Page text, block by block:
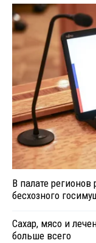
В палате регионов
бесхозного
Сахар, мясо и
больше всего